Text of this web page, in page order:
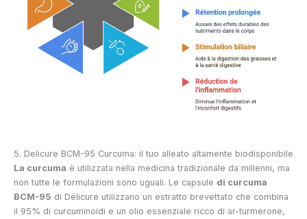
5. Delicure BCM-95 Curcuma: il tuo alleato altamente biodisponibile
La curcuma è utilizzata nella medicina tradizionale da millenni, ma
non tutte le formulazioni sono uguali. Le capsule di curcuma
BCM-95 di Délicure utilizzano un estratto brevettato che combina
il 95% di curcuminoidi e un olio essenziale ricco di ar-turmerone,